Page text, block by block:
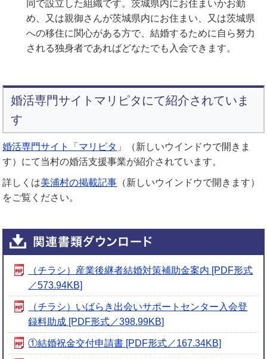
同で設立した組織です。茨城県内にお住まいかお勤
め、又は親御さんが茨城県内にお住まい、又は茨城県
への移住に関心がある方で、結婚するために自ら努力
される独身者であればどなたでも入会できます。
婚活専門サイトマリピタにて紹介されていま
す
婚活専門サイト「マリピタ 」（新しいウインドウで開きま
す）にて当村の婚活支援事業が紹介されています。
詳しくは美浦村の掲載記事 （新しいウインドウで開きます）
をご覧ください。
（チラシ）産業後継者結婚対策補助金案内 [PDF形式
／573.94KB]
（チラシ）いばらき出会いサポートセンター入会登
録料助成 [PDF形式／398.99KB]
①結婚祝金交付申請書 [PDF形式／167.34KB]